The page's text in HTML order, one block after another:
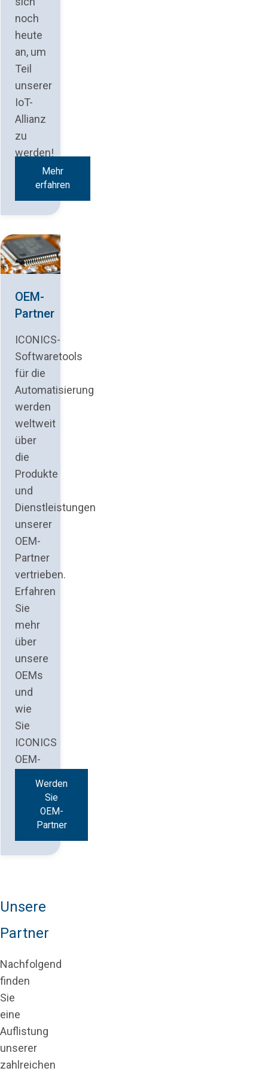
noch
heute
an, um
Teil
unserer
IoT-
Allianz
zu
werden!
Mehr
erfahren
OEM-
Partner
ICONICS-
Softwaretools
für die
Automatisierung
werden
weltweit
über
die
Produkte
und
Dienstleistungen
unserer
OEM-
Partner
vertrieben.
Erfahren
Sie
mehr
über
unsere
OEMs
und
wie
Sie
ICONICS
OEM-
werden.
Werden
Sie
OEM-
Partner
Unsere
Partner
Nachfolgend
finden
Sie
eine
Auflistung
unserer
zahlreichen